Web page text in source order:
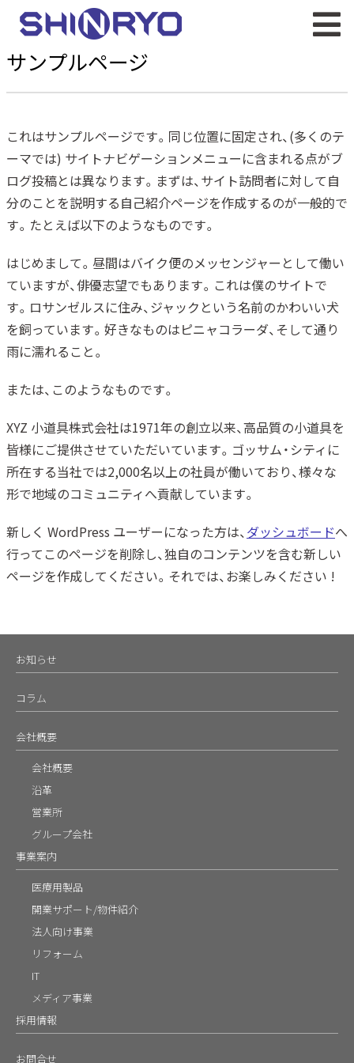
サンプルページ
これはサンプルページです。同じ位置に固定され、(多くのテ
ーマでは) サイトナビゲーションメニューに含まれる点がブ
ログ投稿とは異なります。まずは、サイト訪問者に対して自
分のことを説明する自己紹介ページを作成するのが一般的で
す。たとえば以下のようなものです。
はじめまして。昼間はバイク便のメッセンジャーとして働い
ていますが、俳優志望でもあります。これは僕のサイトで
す。ロサンゼルスに住み、ジャックという名前のかわいい犬
を飼っています。好きなものはピニャコラーダ、そして通り
雨に濡れること。
または、このようなものです。
XYZ 小道具株式会社は1971年の創立以来、高品質の小道具を
皆様にご提供させていただいています。ゴッサム・シティに
所在する当社では2,000名以上の社員が働いており、様々な
形で地域のコミュニティへ貢献しています。
新しく WordPress ユーザーになった方は、ダッシュボードへ
行ってこのページを削除し、独自のコンテンツを含む新しい
ページを作成してください。それでは、お楽しみください !
お知らせ
コラム
会社概要
会社概要
沿革
営業所
グループ会社
事業案内
医療用製品
開業サポート/物件紹介
法人向け事業
リフォーム
IT
メディア事業
採用情報
お問合せ